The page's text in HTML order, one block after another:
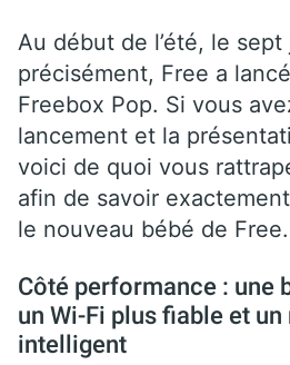
Au début de l’été, le
précisément, Free a
Freebox Pop. Si vous
lancement et la
voici de quoi vous
afin de savoir
le nouveau bébé de Free.
Côté performance : une
un Wi-Fi plus fiable et
intelligent